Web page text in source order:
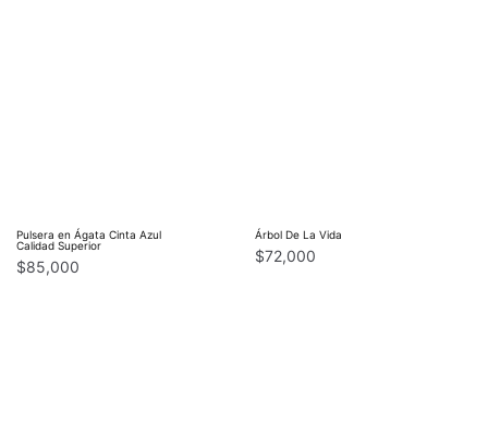
Pulsera en Ágata Cinta Azul
Calidad Superior
$85,000
Árbol De La Vida
$72,000